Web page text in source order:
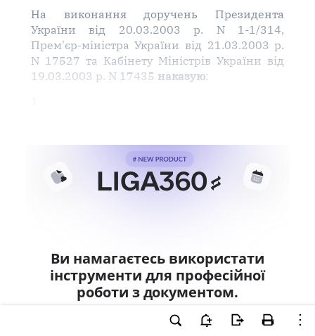
На виконання доручень Президента
України від 20.03.2003 р. N 1-1/314,
Прем'єр-міністра України від 21.03.2003 р.
N 17527 та Кабінету Міністрів України від
19.03.2003 р. N 17435 наказую:
Ви намагаєтесь використати
інструменти для професійної
роботи з документом.
LIGA360. Залишайте заявку та отримайте